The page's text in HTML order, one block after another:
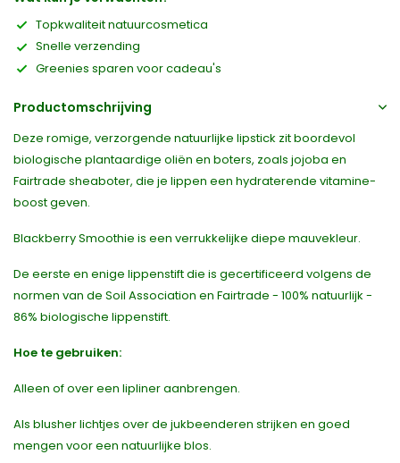
Topkwaliteit natuurcosmetica
Snelle verzending
Greenies sparen voor cadeau's
Productomschrijving
Deze romige, verzorgende natuurlijke lipstick zit boordevol
biologische plantaardige oliën en boters, zoals jojoba en
Fairtrade sheaboter, die je lippen een hydraterende vitamine-
boost geven.
Blackberry Smoothie is een verrukkelijke diepe mauvekleur.
De eerste en enige lippenstift die is gecertificeerd volgens de
normen van de Soil Association en Fairtrade - 100% natuurlijk -
86% biologische lippenstift.
Hoe te gebruiken:
Alleen of over een lipliner aanbrengen.
Als blusher lichtjes over de jukbeenderen strijken en goed
mengen voor een natuurlijke blos.